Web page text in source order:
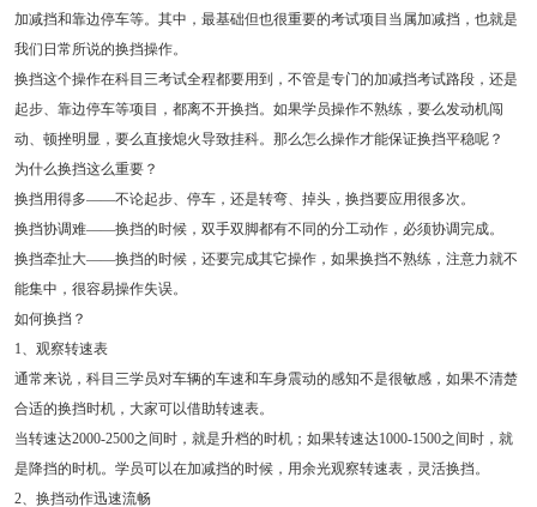
加减挡和靠边停车等。其中，最基础但也很重要的考试项目当属加减挡，也就是
我们日常所说的换挡操作。
换挡这个操作在科目三考试全程都要用到，不管是专门的加减挡考试路段，还是
起步、靠边停车等项目，都离不开换挡。如果学员操作不熟练，要么发动机闯
动、顿挫明显，要么直接熄火导致挂科。那么怎么操作才能保证换挡平稳呢？
为什么换挡这么重要？
换挡用得多——不论起步、停车，还是转弯、掉头，换挡要应用很多次。
换挡协调难——换挡的时候，双手双脚都有不同的分工动作，必须协调完成。
换挡牵扯大——换挡的时候，还要完成其它操作，如果换挡不熟练，注意力就不
能集中，很容易操作失误。
如何换挡？
1、观察转速表
通常来说，科目三学员对车辆的车速和车身震动的感知不是很敏感，如果不清楚
合适的换挡时机，大家可以借助转速表。
当转速达2000-2500之间时，就是升档的时机；如果转速达1000-1500之间时，就
是降挡的时机。学员可以在加减挡的时候，用余光观察转速表，灵活换挡。
2、换挡动作迅速流畅